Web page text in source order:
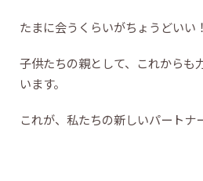
たまに会うくらいがちょうどいい！
子供たちの親として、これからも
います。
これが、私たちの新しいパートナ